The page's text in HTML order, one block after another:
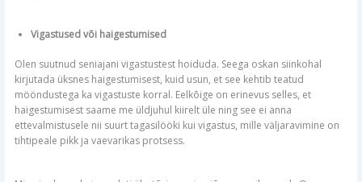
Vigastused või haigestumised
Olen suutnud seniajani vigastustest hoiduda. Seega oskan siinkohal
kirjutada üksnes haigestumisest, kuid usun, et see kehtib teatud
mööndustega ka vigastuste korral. Eelkõige on erinevus selles, et
haigestumisest saame me üldjuhul kiirelt üle ning see ei anna
ettevalmistusele nii suurt tagasilööki kui vigastus, mille väljaravimine on
tihtipeale pikk ja vaevarikas protsess.